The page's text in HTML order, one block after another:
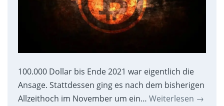
100.000 Dollar bis Ende 2021 war eigentlich die
Ansage. Stattdessen ging es nach dem bisherigen
Allzeithoch im November um ein… Weiterlesen →